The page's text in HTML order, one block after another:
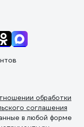
обработки
соглашения
в любой форме